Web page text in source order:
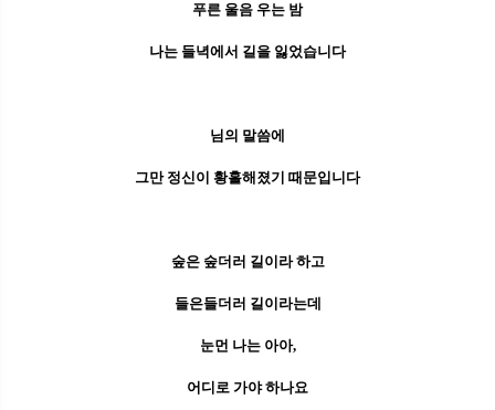
푸른 울음 우는 밤
나는 들녁에서 길을 잃었습니다
님의 말씀에
그만 정신이 황홀해졌기 때문입니다
숲은 숲더러 길이라 하고
들은들더러 길이라는데
눈먼 나는 아아,
어디로 가야 하나요